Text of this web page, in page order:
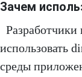
Зачем
использовать
среды